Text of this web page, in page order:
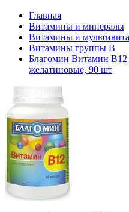
Главная
Витамины и минералы
Витамины и
Витамины группы B
Благомин Витамин
желатиновые, 90 шт